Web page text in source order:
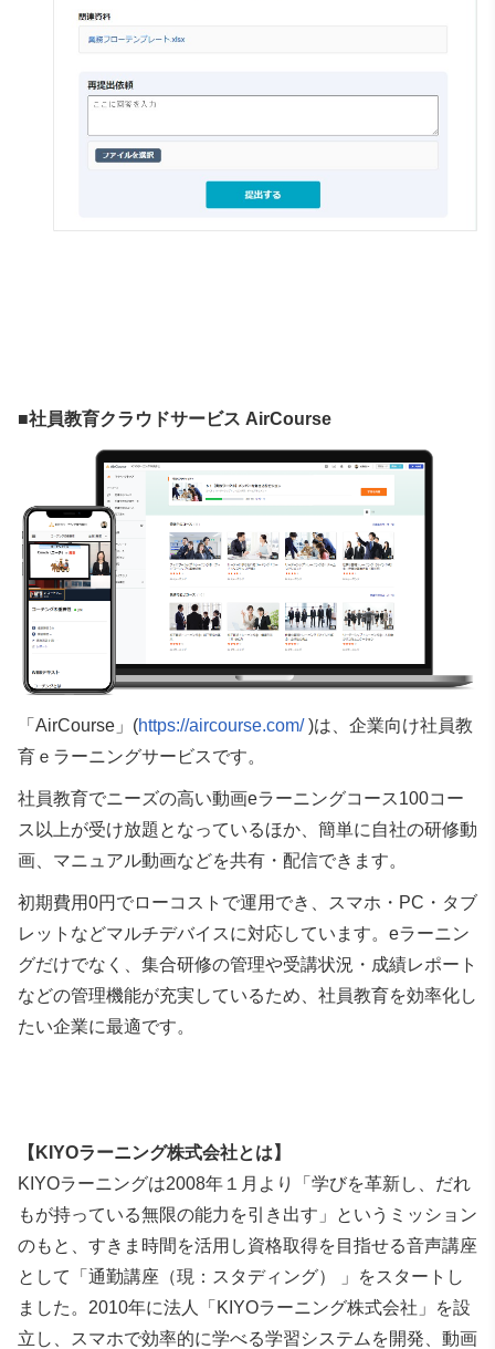
■社員教育クラウドサービス AirCourse
「AirCourse」(https://aircourse.com/)は、企業向け社員教
育ｅラーニングサービスです。
社員教育でニーズの高い動画eラーニングコース100コー
ス以上が受け放題となっているほか、簡単に自社の研修動
画、マニュアル動画などを共有・配信できます。
初期費用0円でローコストで運用でき、スマホ・PC・タブ
レットなどマルチデバイスに対応しています。eラーニン
グだけでなく、集合研修の管理や受講状況・成績レポート
などの管理機能が充実しているため、社員教育を効率化し
たい企業に最適です。
【KIYOラーニング株式会社とは】
KIYOラーニングは2008年１月より「学びを革新し、だれ
もが持っている無限の能力を引き出す」というミッション
のもと、すきま時間を活用し資格取得を目指せる音声講座
として「通勤講座（現：スタディング） 」をスタートし
ました。2010年に法人「KIYOラーニング株式会社」を設
立し、スマホで効率的に学べる学習システムを開発、動画